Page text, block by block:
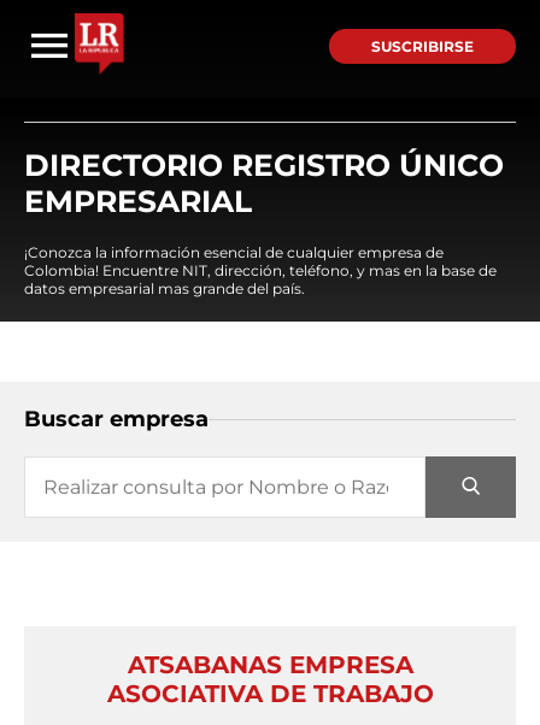
SUSCRIBIRSE
DIRECTORIO REGISTRO ÚNICO
EMPRESARIAL
¡Conozca la información esencial de cualquier empresa de
Colombia! Encuentre NIT, dirección, teléfono, y mas en la base de
datos empresarial mas grande del país.
Buscar empresa
ATSABANAS EMPRESA
ASOCIATIVA DE TRABAJO